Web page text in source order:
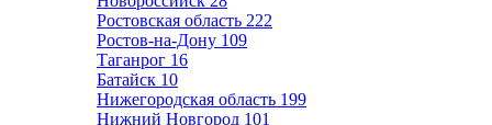
Ростовская область 222
Ростов-на-Дону 109
Таганрог 16
Батайск 10
Нижегородская область 199
Нижний Новгород 101